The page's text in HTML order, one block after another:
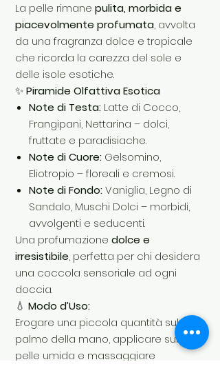
La pelle rimane pulita, morbida e
piacevolmente profumata, avvolta
da una fragranza dolce e tropicale
che ricorda la carezza del sole e
delle isole esotiche.
✨Piramide Olfattiva Esotica
Note di Testa: Latte di Cocco,
Frangipani, Nettarina – dolci,
fruttate e paradisiache.
Note di Cuore: Gelsomino,
Eliotropio – floreali e cremosi.
Note di Fondo:Vaniglia, Legno di
Sandalo, Muschi Dolci – morbidi,
avvolgenti e seducenti.
Una profumazione dolce e
irresistibile, perfetta per chi desidera
una coccola sensoriale ad ogni
doccia.
💧 Modo d’Uso:
Erogare una piccola quantità sul
palmo della mano, applicare sulla
pelle umida e massaggiare